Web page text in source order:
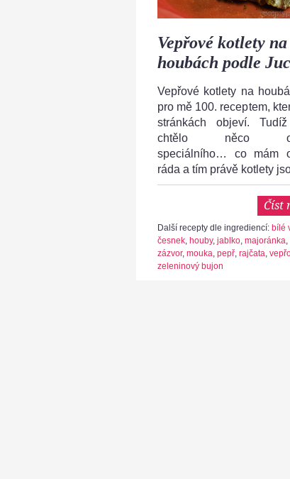
Vepřové kotlety na
houbách podle
Vepřové kotlety na
pro mě 100. receptem,
stránkách objeví.
chtělo něco
speciálního… co mám
ráda a tím právě kotlety
Číst
Další recepty dle ingrediencí: bílé
česnek, houby, jablko, majoránka,
zázvor, mouka, pepř, rajčata,
zeleninový bujon